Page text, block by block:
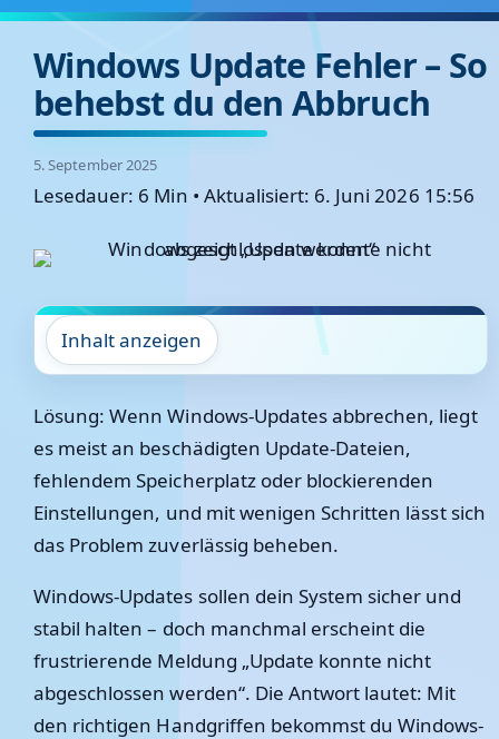
Windows Update Fehler – So
behebst du den Abbruch
5. September 2025
Lesedauer: 6 Min • Aktualisiert: 6. Juni 2026 15:56
Inhalt anzeigen
Lösung: Wenn Windows-Updates abbrechen, liegt
es meist an beschädigten Update-Dateien,
fehlendem Speicherplatz oder blockierenden
Einstellungen, und mit wenigen Schritten lässt sich
das Problem zuverlässig beheben.
Windows-Updates sollen dein System sicher und
stabil halten – doch manchmal erscheint die
frustrierende Meldung „Update konnte nicht
abgeschlossen werden“. Die Antwort lautet: Mit
den richtigen Handgriffen bekommst du Windows-